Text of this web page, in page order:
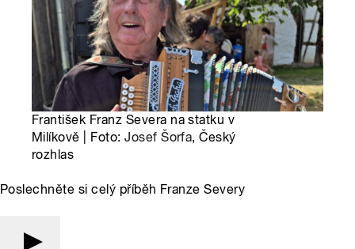
František Franz Severa na statku v
Milíkově | Foto:Josef Šorfa, Český
rozhlas
Poslechněte si celý příběh Franze Severy